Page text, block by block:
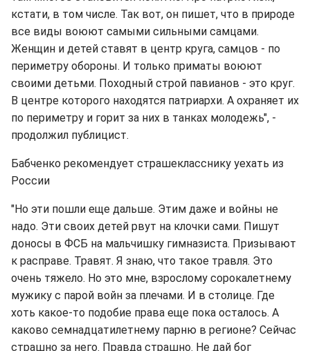
кстати, в том числе. Так вот, он пишет, что в природе
все виды воюют самыми сильными самцами.
Женщин и детей ставят в центр круга, самцов - по
периметру обороны. И только приматы воюют
своими детьми. Походный строй павианов - это круг.
В центре которого находятся патриархи. А охраняет их
по периметру и горит за них в танках молодежь", -
продолжил публицист.
Бабченко рекомендует страшекласснику уехать из
России
"Но эти пошли еще дальше. Этим даже и войны не
надо. Эти своих детей рвут на клочки сами. Пишут
доносы в ФСБ на мальчишку гимназиста. Призывают
к расправе. Травят. Я знаю, что такое травля. Это
очень тяжело. Но это мне, взрослому сорокалетнему
мужику с парой войн за плечами. И в столице. Где
хоть какое-то подобие права еще пока осталось. А
каково семнадцатилетнему парню в регионе? Сейчас
страшно за него. Правда страшно. Не дай бог